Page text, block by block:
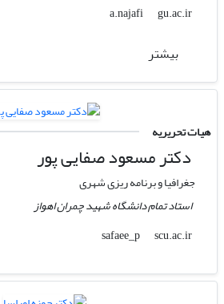
a.najafi
gu.ac.ir
بیشتر
هیات تحریریه
دکتر مسعود صفایی پور
جغرافیا و برنامه ریزی شهری
استاد تمام دانشگاه شهید چمران اهواز
safaee_p
scu.ac.ir